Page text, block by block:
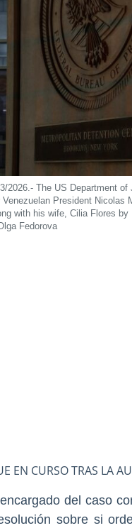
2026.- The US Department
Venezuelan President
with his wife, Cilia Flores
Fedorova
EN CURSO TRAS LA
del caso
sobre si